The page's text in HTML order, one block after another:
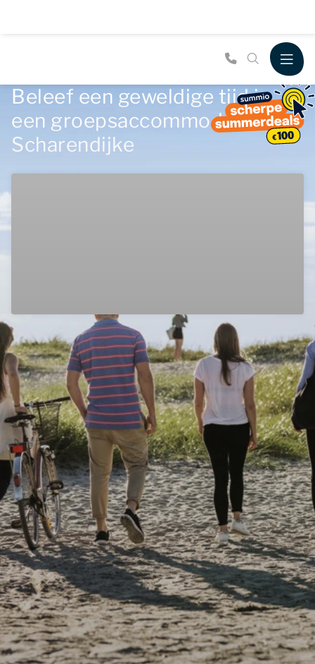
Beleef een geweldige tijd in
een groepsaccommodatie in
Scharendijke